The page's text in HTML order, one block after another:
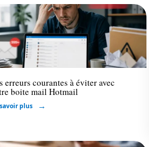
erreurs courantes à éviter avec
boite mail Hotmail
plus